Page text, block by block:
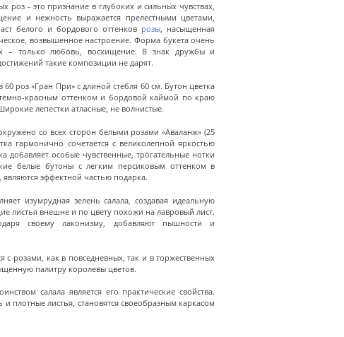
роз - это признание в глубоких и сильных чувствах,
и нежность выражается прелестными цветами,
белого и бордового оттенков розы, насыщенная
возвышенное настроение. Форма букета очень
– только любовь, восхищение. В знак дружбы и
такие композиции не дарят.
60 роз «Гран При» с длиной стебля 60 см. Бутон цветка
красным оттенком и бордовой каймой по краю
лепестки атласные, не волнистые.
со всех сторон белыми розами «Аваланж» (25
гармонично сочетается с великолепной яркостью
добавляет особые чувственные, трогательные нотки
белые бутоны с легким персиковым оттенком в
эффектной частью подарка.
изумрудная зелень салала, создавая идеальную
листья внешне и по цвету похожи на лавровый лист.
своему лаконизму, добавляют пышности и
с розами, как в повседневных, так и в торжественных
палитру королевы цветов.
салала является его практические свойства.
и плотные листья, становятся своеобразным каркасом